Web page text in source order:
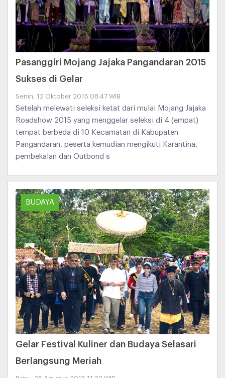
Pasanggiri Mojang Jajaka Pangandaran 2015
Sukses di Gelar
Senin, 12 Oktober 2015 08:47 WIB
Setelah melewati seleksi ketat dari mulai Mojang Jajaka
Roadshow 2015 yang menggelar seleksi di 4 (empat)
tempat berbeda di 10 Kecamatan di Kabupaten
Pangandaran, peserta kemudian mengikuti Karantina,
pembekalan dan Outbond s
BUDAYA
Gelar Festival Kuliner dan Budaya Selasari
Berlangsung Meriah